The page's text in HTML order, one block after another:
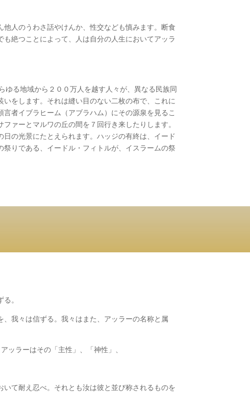
人のうわさ話やけんか、性交なども慎みます。断食
絶つことによって、人は自分の人生においてアッラ
ゆる地域から２００万人を越す人々が、異なる民族同
をします。それは縫い目のない二枚の布で、これに
者イブラヒーム（アブラハム）にその源泉を見るこ
ァーとマルワの丘の間を７回行き来したりします。
の光景にたとえられます。ハッジの有終は、イード
りである、イードル・フィトルが、イスラームの祭
。
我々は信ずる。我々はまた、アッラーの名称と属
ッラーはその「主性」、「神性」、
て耐え忍べ。それとも汝は彼と並び称されるものを